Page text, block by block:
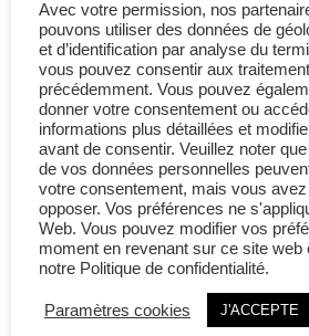
transforme ton look en signature
Prenez le temps
nos autres
Avec votre permission, nos
pouvons utiliser des données de
et d’identification par analyse du
vous pouvez consentir aux
précédemment. Vous pouvez
donner votre consentement ou
informations plus détaillées et
avant de consentir. Veuillez noter
de vos données personnelles
votre consentement, mais vous
opposer. Vos préférences ne
Web. Vous pouvez modifier vos
moment en revenant sur ce site web
notre Politique de confidentialité.
Paramètres cookies J'ACCEPTE